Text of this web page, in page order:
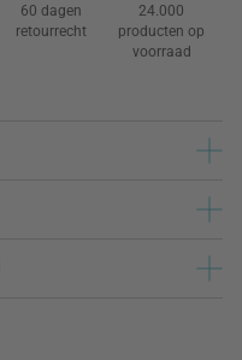
60 dagen
retourrecht
24.000
producten op
voorraad